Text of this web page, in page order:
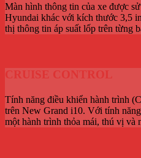
Màn hình thông tin của xe được
Hyundai khác với kích thước 3,5
thị thông tin áp suất lốp trên từng
CRUISE CONTROL
Tính năng điều khiển hành trình
trên New Grand i10. Với tính
một hành trình thỏa mái, thú vị và